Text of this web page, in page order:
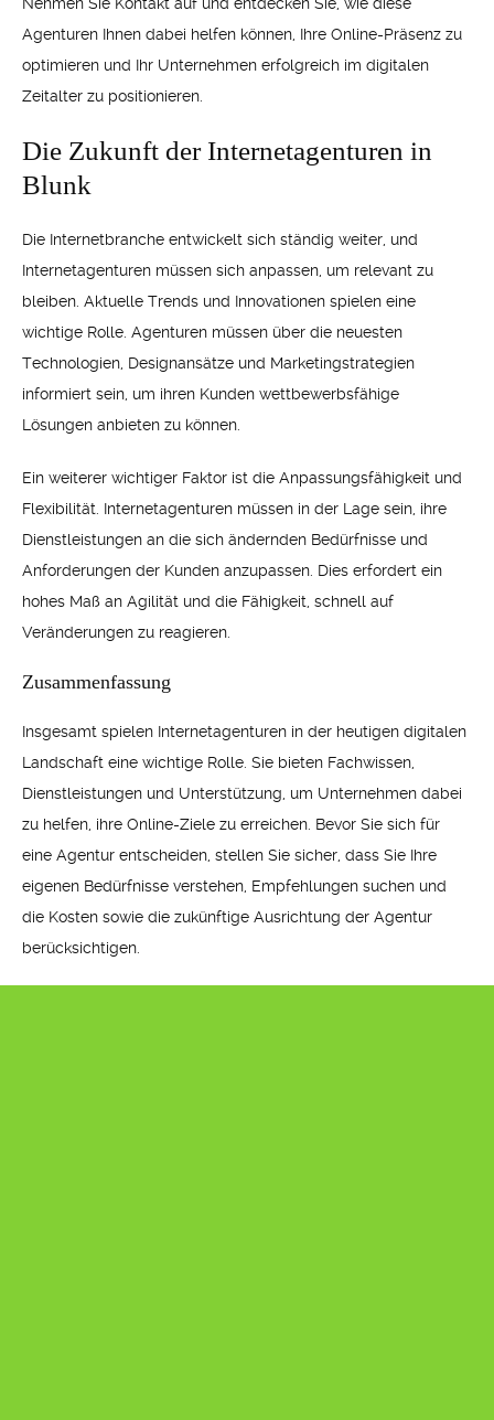
Agenturen Ihnen dabei helfen können, Ihre Online-Präsenz zu
optimieren und Ihr Unternehmen erfolgreich im digitalen
Zeitalter zu positionieren.
Die Zukunft der Internetagenturen in
Blunk
Die Internetbranche entwickelt sich ständig weiter, und
Internetagenturen müssen sich anpassen, um relevant zu
bleiben. Aktuelle Trends und Innovationen spielen eine
wichtige Rolle. Agenturen müssen über die neuesten
Technologien, Designansätze und Marketingstrategien
informiert sein, um ihren Kunden wettbewerbsfähige
Lösungen anbieten zu können.
Ein weiterer wichtiger Faktor ist die Anpassungsfähigkeit und
Flexibilität. Internetagenturen müssen in der Lage sein, ihre
Dienstleistungen an die sich ändernden Bedürfnisse und
Anforderungen der Kunden anzupassen. Dies erfordert ein
hohes Maß an Agilität und die Fähigkeit, schnell auf
Veränderungen zu reagieren.
Zusammenfassung
Insgesamt spielen Internetagenturen in der heutigen digitalen
Landschaft eine wichtige Rolle. Sie bieten Fachwissen,
Dienstleistungen und Unterstützung, um Unternehmen dabei
zu helfen, ihre Online-Ziele zu erreichen. Bevor Sie sich für
eine Agentur entscheiden, stellen Sie sicher, dass Sie Ihre
eigenen Bedürfnisse verstehen, Empfehlungen suchen und
die Kosten sowie die zukünftige Ausrichtung der Agentur
berücksichtigen.